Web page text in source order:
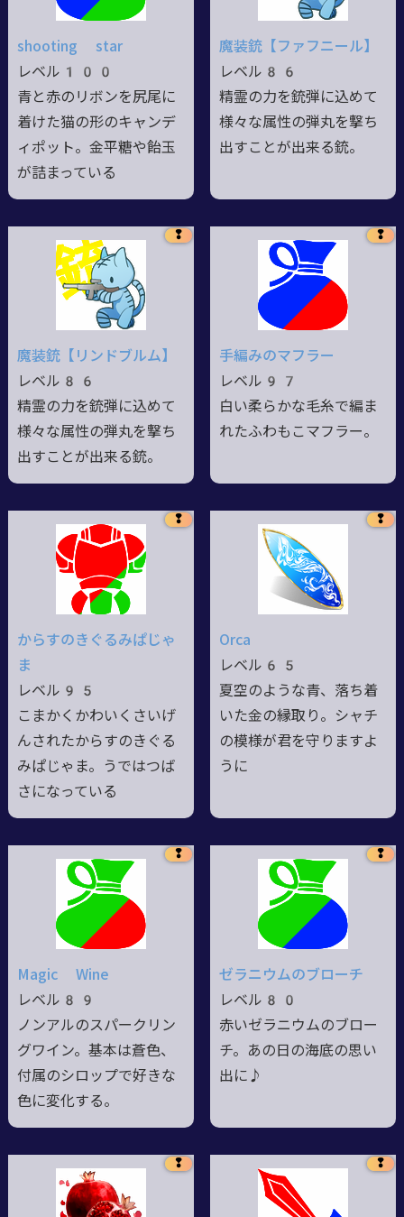
shooting star
レベル100
青と赤のリボンを尻尾に
着けた猫の形のキャンデ
ィポット。金平糖や飴玉
が詰まっている
魔装銃【ファフニール】
レベル86
精霊の力を銃弾に込めて
様々な属性の弾丸を撃ち
出すことが出来る銃。
❢
魔装銃【リンドブルム】
レベル86
精霊の力を銃弾に込めて
様々な属性の弾丸を撃ち
出すことが出来る銃。
❢
手編みのマフラー
レベル97
白い柔らかな毛糸で編ま
れたふわもこマフラー。
❢
からすのきぐるみぱじゃ
ま
レベル95
こまかくかわいくさいげ
んされたからすのきぐる
みぱじゃま。うではつば
さになっている
❢
Orca
レベル65
夏空のような青、落ち着
いた金の縁取り。シャチ
の模様が君を守りますよ
うに
❢
Magic Wine
レベル89
ノンアルのスパークリン
グワイン。基本は蒼色、
付属のシロップで好きな
色に変化する。
❢
ゼラニウムのブローチ
レベル80
赤いゼラニウムのブロー
チ。あの日の海底の思い
出に♪
❢ ❢